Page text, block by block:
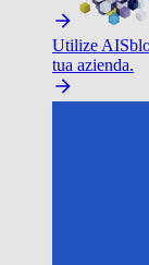
Utilize AI
tua azienda.